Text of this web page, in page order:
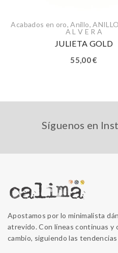
Acabados en oro,Anillo,
A L V E R A
JULIETA GOLD
55,00€
Síguenos en
Apostamos por lo minimalista
atrevido. Con líneas continuas
cambio, siguiendo las